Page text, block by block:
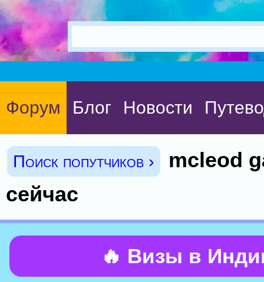
Форум Блог Новости
Поиск попутчиков ›
mcleod
сейчас
🔥 Визы в